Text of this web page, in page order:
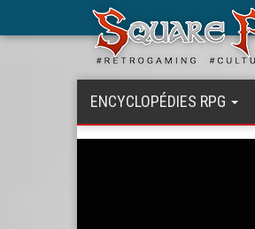
ENCYCLOPÉDIES RPG